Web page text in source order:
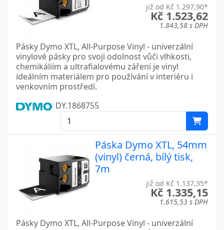
již od Kč 1.297,90*
Kč 1.523,62
1.843,58 s DPH
Pásky Dymo XTL, All-Purpose Vinyl - univerzální
vinylové pásky pro svoji odolnost vůči vlhkosti,
chemikáliím a ultrafialovému záření je vinyl
ideálním materiálem pro používání v interiéru i
venkovním prostředí.
DY.1868755
Páska Dymo XTL, 54mm
(vinyl) černá, bílý tisk,
7m
již od Kč 1.137,35*
Kč 1.335,15
1.615,53 s DPH
Pásky Dymo XTL, All-Purpose Vinyl - univerzální